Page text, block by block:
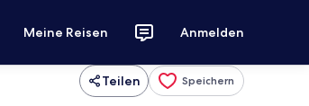
Meine Reisen Anmelden
Teilen Speichern